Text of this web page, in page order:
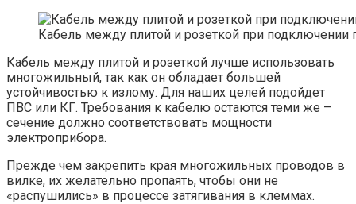
Кабель между плитой и розеткой при подключении
Кабель между плитой и розеткой лучше использовать
многожильный, так как он обладает большей
устойчивостью к излому. Для наших целей подойдет
ПВС или КГ. Требования к кабелю остаются теми же –
сечение должно соответствовать мощности
электроприбора.
Прежде чем закрепить края многожильных проводов в
вилке, их желательно пропаять, чтобы они не
«распушились» в процессе затягивания в клеммах.